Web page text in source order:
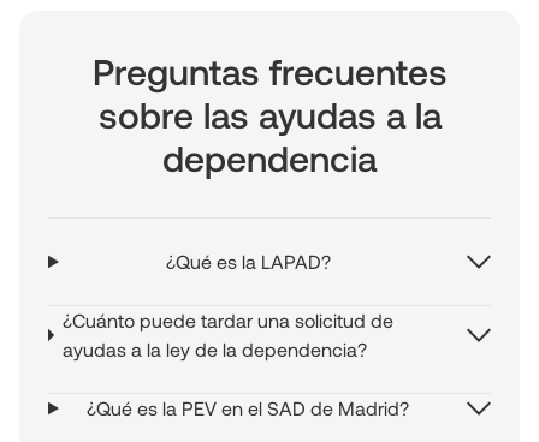
Preguntas frecuentes
sobre las ayudas a la
dependencia
¿Qué es la LAPAD?
¿Cuánto puede tardar una solicitud de
ayudas a la ley de la dependencia?
¿Qué es la PEV en el SAD de Madrid?